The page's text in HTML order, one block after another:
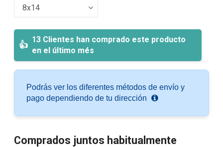
13 Clientes han comprado este producto
en el último més
Podrás ver los diferentes métodos de envío y
pago dependiendo de tu dirección
Comprados juntos habitualmente